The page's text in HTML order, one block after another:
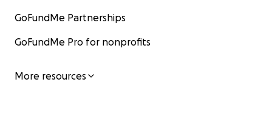
GoFundMe Partnerships
GoFundMe Pro for nonprofits
More resources